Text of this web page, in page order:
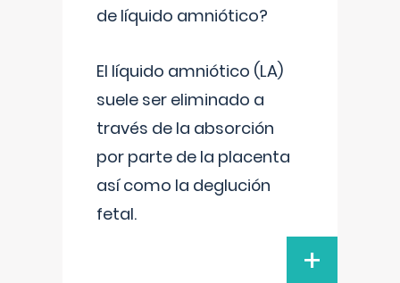
de líquido amniótico?
El líquido amniótico (LA)
suele ser eliminado a
través de la absorción
por parte de la placenta
así como la deglución
fetal.
+